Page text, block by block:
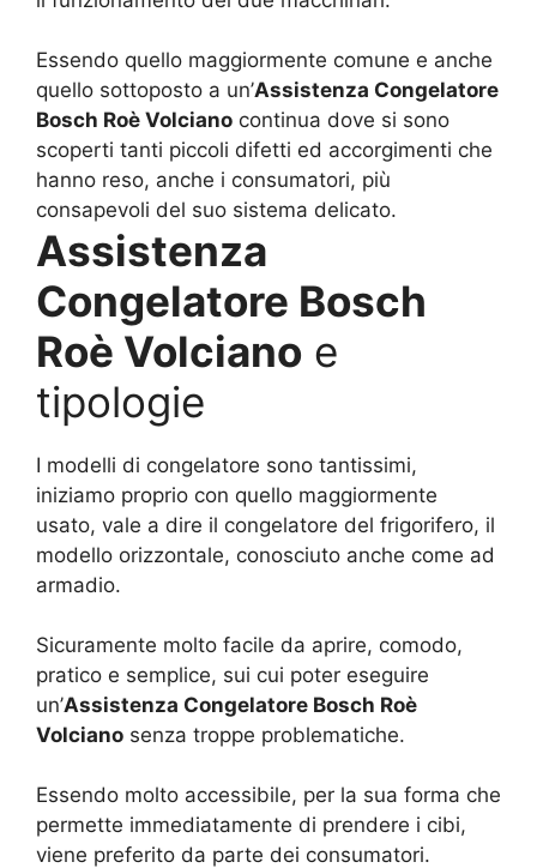
Essendo quello maggiormente comune e anche
quello sottoposto a un’Assistenza Congelatore
Bosch Roè Volciano continua dove si sono
scoperti tanti piccoli difetti ed accorgimenti che
hanno reso, anche i consumatori, più
consapevoli del suo sistema delicato.
Assistenza
Congelatore Bosch
Roè Volciano e
tipologie
I modelli di congelatore sono tantissimi,
iniziamo proprio con quello maggiormente
usato, vale a dire il congelatore del frigorifero, il
modello orizzontale, conosciuto anche come ad
armadio.
Sicuramente molto facile da aprire, comodo,
pratico e semplice, sui cui poter eseguire
un’Assistenza Congelatore Bosch Roè
Volciano senza troppe problematiche.
Essendo molto accessibile, per la sua forma che
permette immediatamente di prendere i cibi,
viene preferito da parte dei consumatori.